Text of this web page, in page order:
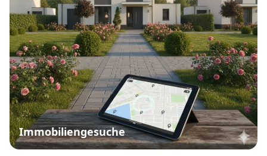
Immobiliengesuche